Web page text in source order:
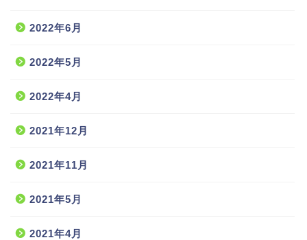
2022年6月
2022年5月
2022年4月
2021年12月
2021年11月
2021年5月
2021年4月